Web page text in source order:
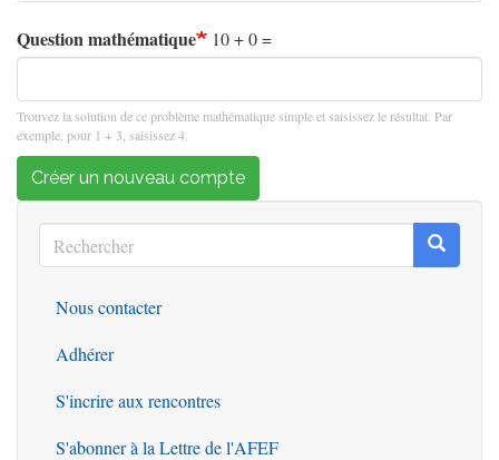
Question mathématique 10 + 0 =
Trouvez la solution de ce problème mathématique simple et saisissez le résultat. Par
exemple, pour 1 + 3, saisissez 4.
Créer un nouveau compte
Rechercher
Rechercher
Outils
Nous contacter
Adhérer
S'incrire aux rencontres
S'abonner à la Lettre de l'AFEF